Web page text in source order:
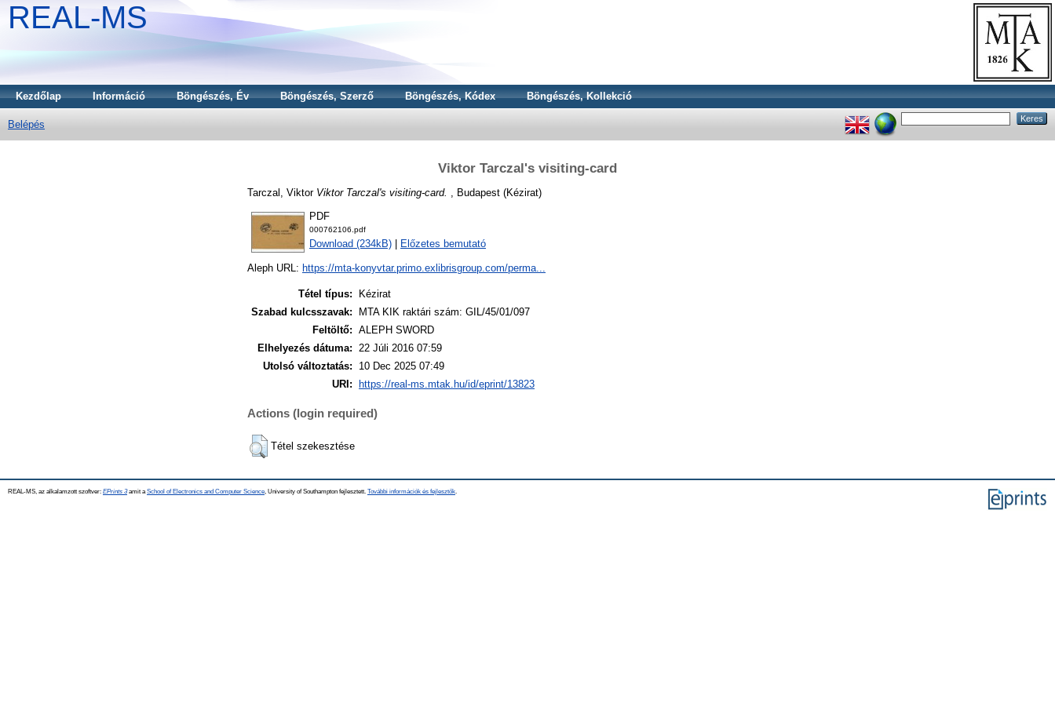
REAL-MS
Kezdőlap Információ Böngészés, Év Böngészés, Szerző Böngészés, Kódex Böngészés, Kollekció
Belépés
Viktor Tarczal's visiting-card
Tarczal, Viktor Viktor Tarczal's visiting-card. , Budapest (Kézirat)
PDF
000762106.pdf
Download (234kB) Előzetes bemutató
Aleph URL: https://mta-konyvtar.primo.exlibrisgroup.com/perma...
Tétel típus:
Kézirat
Szabad kulcsszavak:
MTA KIK raktári szám: GIL/45/01/097
Feltöltő: ALEPH SWORD
Elhelyezés dátuma: 22 Júli 2016 07:59
Utolsó változtatás:
10 Dec 2025 07:49
URI:
https://real-ms.mtak.hu/id/eprint/13823
Actions (login required)
Tétel szekesztése
REAL-MS, az alkalamzott szoftver: EPrints 3amit a School of Electronics and Computer Science , University of Southampton fejlesztett. További információk és fejlesztők